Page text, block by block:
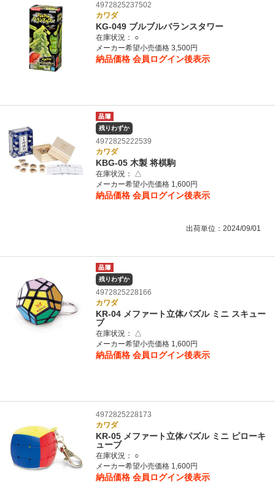
4972825237502
カワダ
KG-049 ブルブルバランスタワー
在庫状況：
○
メーカー希望小売価格 3,500円
納品価格 会員ログイン後表示
残りわずか
4972825222539
カワダ
KBG-05 木製 将棋駒
在庫状況：
△
メーカー希望小売価格 1,600円
納品価格 会員ログイン後表示
出荷単位：2024/09/01
残りわずか
4972825228166
カワダ
KR-04 メファート立体パズル ミニ スキュー
ブ
在庫状況：
△
メーカー希望小売価格 1,600円
納品価格 会員ログイン後表示
4972825228173
カワダ
KR-05 メファート立体パズル ミニ ピローキ
ューブ
在庫状況：
○
メーカー希望小売価格 1,600円
納品価格 会員ログイン後表示